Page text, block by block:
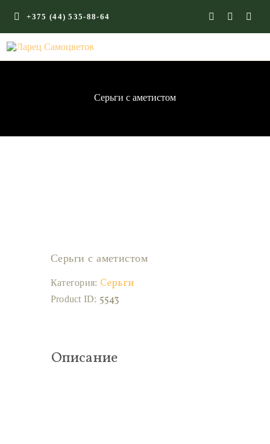
+375 (44) 535-88-64
Серьги с аметистом
ГЛАВНАЯ
ЭНЕРГИЯ ФОРМ
МАГАЗИН
Серьги с аметистом
Категория: Серьги
Product ID: 5543
Описание